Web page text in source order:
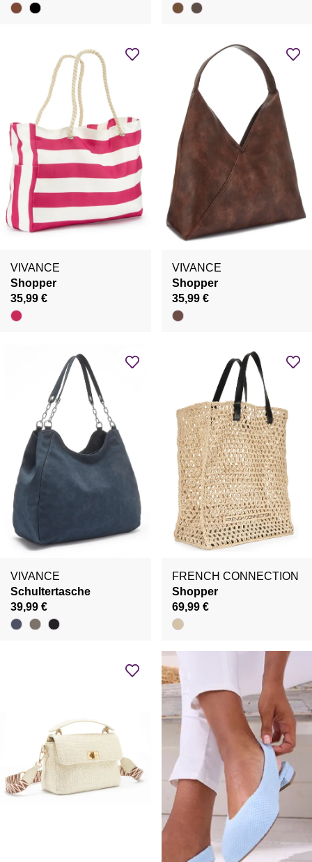
VIVANCE
Shopper
35,99 €
VIVANCE
Shopper
35,99 €
VIVANCE
Schultertasche
39,99 €
FRENCH CONNECTION
Shopper
69,99 €